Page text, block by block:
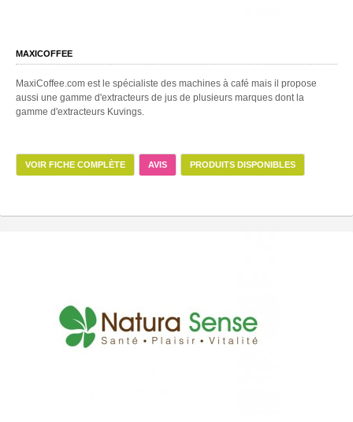
MAXICOFFEE
MaxiCoffee.com est le spécialiste des machines à café mais il propose
aussi une gamme d'extracteurs de jus de plusieurs marques dont la
gamme d'extracteurs Kuvings.
VOIR FICHE COMPLÈTE AVIS PRODUITS DISPONIBLES